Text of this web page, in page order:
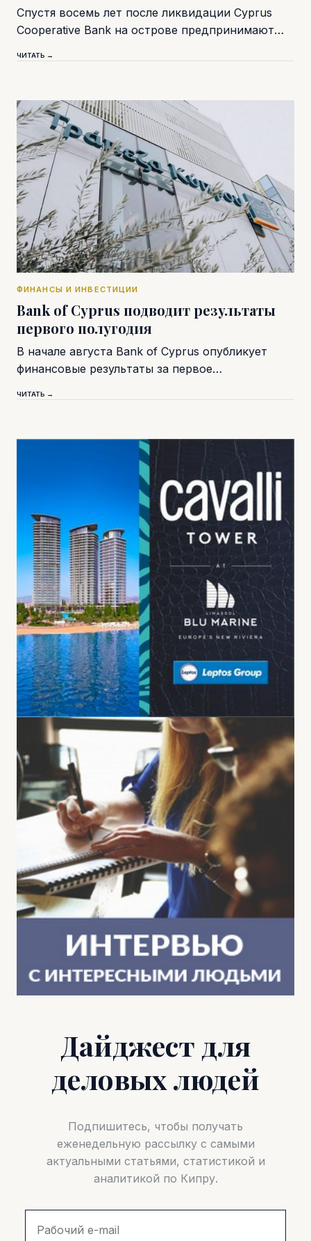
Спустя восемь лет после ликвидации Cyprus
Cooperative Bank на острове предпринимают…
ЧИТАТЬ →
ФИНАНСЫ И ИНВЕСТИЦИИ
Bank of Cyprus подводит результаты
первого полугодия
В начале августа Bank of Cyprus опубликует
финансовые результаты за первое…
ЧИТАТЬ →
Дайджест для
деловых людей
Подпишитесь, чтобы получать
еженедельную рассылку с самыми
актуальными статьями, статистикой и
аналитикой по Кипру.